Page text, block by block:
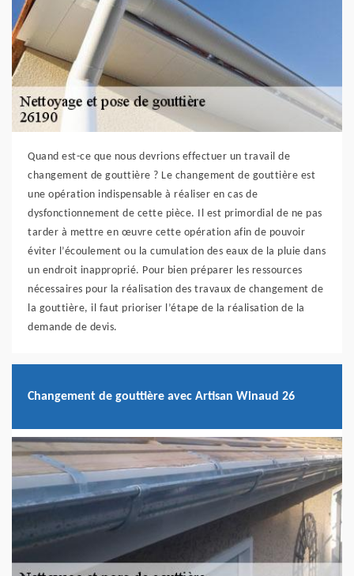
Quand est-ce que nous devrions effectuer un travail de
changement de gouttière ? Le changement de gouttière est
une opération indispensable à réaliser en cas de
dysfonctionnement de cette pièce. Il est primordial de ne pas
tarder à mettre en œuvre cette opération afin de pouvoir
éviter l’écoulement ou la cumulation des eaux de la pluie dans
un endroit inapproprié. Pour bien préparer les ressources
nécessaires pour la réalisation des travaux de changement de
la gouttière, il faut prioriser l’étape de la réalisation de la
demande de devis.
Changement de gouttière avec Artisan Winaud 26